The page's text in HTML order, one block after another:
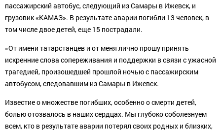
пассажирский автобус, следующий из Самары в Ижевск, и
грузовик «КАМАЗ». В результате аварии погибли 13 человек, в
том числе двое детей, еще 15 пострадали.
«От имени татарстанцев и от меня лично прошу принять
искренние слова сопереживания и поддержки в связи с ужасной
трагедией, произошедшей прошлой ночью с пассажирским
автобусом, следовавшим из Самары в Ижевск.
Известие о множестве погибших, особенно о смерти детей,
болью отозвалось в наших сердцах. Мы глубоко соболезнуем
всем, кто в результате аварии потерял своих родных и близких,